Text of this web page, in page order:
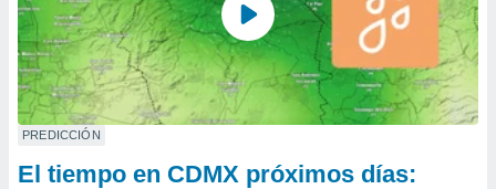
PREDICCIÓN
El tiempo en CDMX próximos días: